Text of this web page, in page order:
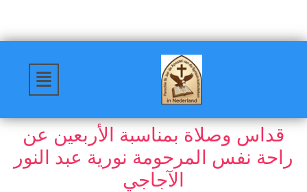
قداس وصلاة بمناسبة الأربعين عن
راحة نفس المرحومة نورية عبد النور
الآجاجي